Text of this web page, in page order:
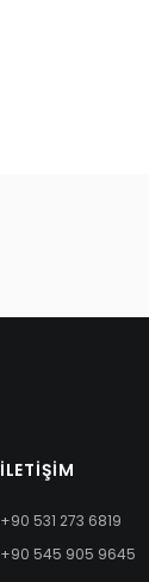
İLETIŞIM
+90 531 273 6819
+90 545 905 9645